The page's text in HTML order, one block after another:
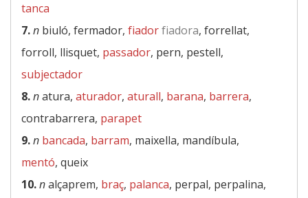
tanca
7.n biuló, fermador, fiadorfiadora, forrellat,
forroll, llisquet, passador, pern, pestell,
subjectador
8.natura, aturador, aturall, barana, barrera,
contrabarrera, parapet
9.n bancada, barram, maixella, mandíbula,
mentó, queix
10.nalçaprem, braç, palanca, perpal, perpalina,